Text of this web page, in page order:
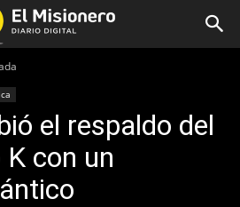
el respaldo del
con un